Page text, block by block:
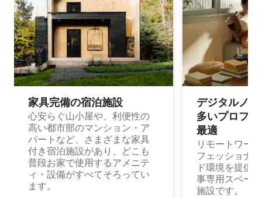
家具完備の宿⁠泊⁠施⁠設
心安らぐ山小屋や、利便性の
高い都市部のマンション・ア
パートなど、さまざまな家具
付き宿泊施設があり、どこも
普段お家で使用するアメニテ
ィ・設備がすべてそろってい
ます。
デジタルノ
多⁠いプ⁠ロ⁠フ⁠
最⁠適
リモートワー
フェッショナ
ド環境を提供
事専用スペー
施設です。